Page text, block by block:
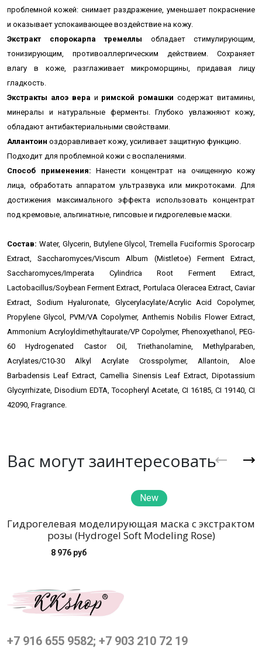
проблемной кожей: снимает раздражение, уменьшает покраснение
и оказывает успокаивающее воздействие на кожу.
Экстракт спорокарпа тремеллы обладает стимулирующим,
тонизирующим, противоаллергическим действием. Сохраняет
влагу в коже, разглаживает микроморщины, придавая лицу
гладкость.
Экстракты алоэ вера и римской ромашкисодержат витамины,
минералы и натуральные ферменты. Глубоко увлажняют кожу,
обладают антибактериальными свойствами.
Аллантоин оздоравливает кожу, усиливает защитную функцию.
Подходит для проблемной кожи с воспалениями.
Способ применения: Нанести концентрат на очищенную кожу
лица, обработать аппаратом ультразвука или микротоками. Для
достижения максимального эффекта использовать концентрат
под кремовые, альгинатные, гипсовые и гидрогелевые маски.
Состав: Water, Glycerin, Butylene Glycol, Tremella Fuciformis Sporocarp
Extract, Saccharomyces/Viscum Album (Mistletoe) Ferment Extract,
Saccharomyces/Imperata Cylindrica Root Ferment Extract,
Lactobacillus/Soybean Ferment Extract, Portulaca Oleracea Extract, Caviar
Extract, Sodium Hyaluronate, Glycerylacylate/Acrylic Acid Copolymer,
Propylene Glycol, PVM/VA Copolymer, Anthemis Nobilis Flower Extract,
Ammonium Acryloyldimethyltaurate/VP Copolymer, Phenoxyethanol, PEG-
60 Hydrogenated Castor Oil, Triethanolamine, Methylparaben,
Acrylates/C10-30 Alkyl Acrylate Crosspolymer, Allantoin, Aloe
Barbadensis Leaf Extract, Camellia Sinensis Leaf Extract, Dipotassium
Glycyrrhizate, Disodium EDTA, Tocopheryl Acetate, CI 16185, CI 19140, CI
42090, Fragrance.
Вас могут заинтересовать
New
Гидрогелевая моделирующая маска с экстрактом
розы (Hydrogel Soft Modeling Rose)
8 976 руб
+7 916 655 9582; +7 903 210 72 19